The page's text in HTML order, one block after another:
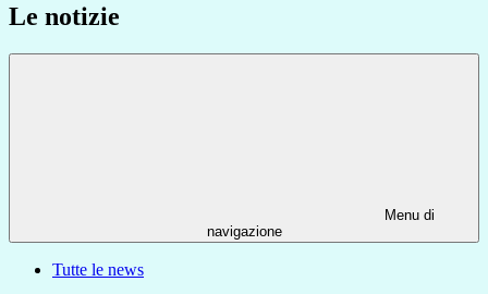
Le notizie
Menu di
navigazione
Tutte le news